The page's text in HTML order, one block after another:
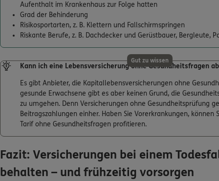
Aufenthalt im Krankenhaus zur Folge hatten
Grad der Behinderung
Risikosportarten, z. B. Klettern und Fallschirmspringen
Riskante Berufe, z. B. Dachdecker und Gerüstbauer, Bergleute,
Gut zu wissen
Kann ich eine Lebensversicherung ohne Gesundheitsfragen
Es gibt Anbieter, die Kapitallebensversicherungen ohne
gesunde Erwachsene gibt es aber keinen Grund, die
zu umgehen. Denn Versicherungen ohne Gesundheitsprüfung
Beitragszahlungen einher. Haben Sie Vorerkrankungen, können
Tarif ohne Gesundheitsfragen profitieren.
Fazit: Versicherungen bei einem
behalten – und frühzeitig vorsorgen